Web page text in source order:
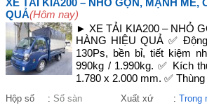
XE TẢI KIA200 – NHỎ GỌN, MẠNH MẼ,
QUẢ(Hôm nay)
► XE TẢI KIA200 – NHỎ
HÀNG HIỆU QUẢ ✅
130Ps, bền bỉ, tiết kiệm
990kg / 1.990kg. ✅ Kích
1.780 x 2.000 mm. ✅
Hộp số : Số sàn Xuất xứ : Trong